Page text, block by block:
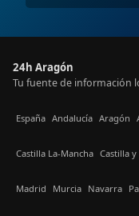
24h Aragón
Tu fuente de información
España Andalucía Aragón
Castilla La-Mancha Castilla y
Madrid Murcia Navarra